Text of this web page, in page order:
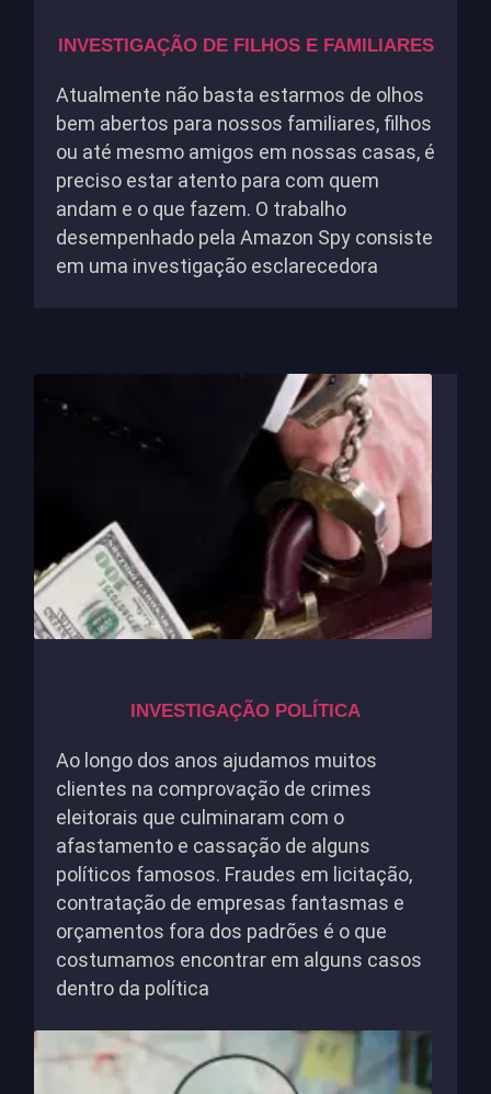
INVESTIGAÇÃO DE FILHOS E FAMILIARES
Atualmente não basta estarmos de olhos
bem abertos para nossos familiares, filhos
ou até mesmo amigos em nossas casas, é
preciso estar atento para com quem
andam e o que fazem. O trabalho
desempenhado pela Amazon Spy consiste
em uma investigação esclarecedora
INVESTIGAÇÃO POLÍTICA
Ao longo dos anos ajudamos muitos
clientes na comprovação de crimes
eleitorais que culminaram com o
afastamento e cassação de alguns
políticos famosos. Fraudes em licitação,
contratação de empresas fantasmas e
orçamentos fora dos padrões é o que
costumamos encontrar em alguns casos
dentro da política